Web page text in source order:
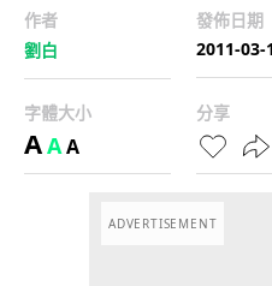
作者
劉白
發佈日期
2011-03-
字體大小
AAA
分享
ADVERTISEMENT